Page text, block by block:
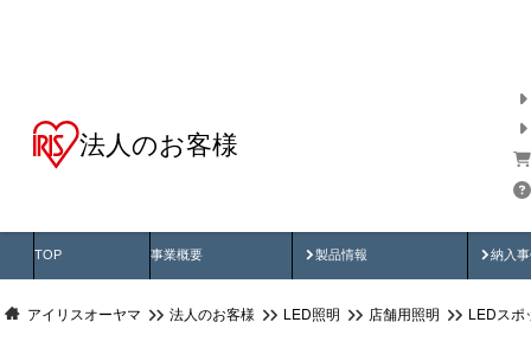
法人のお客様
TOP 事業概要 製品情報
製品動画 納入
納
アイリスオーヤマ 法人のお客様 LED照明 店舗用照明 LEDスポ